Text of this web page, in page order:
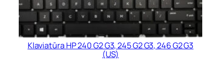
Klaviatūra HP 240 G2 G3, 245 G2 G3, 246 G2 G3
(US)